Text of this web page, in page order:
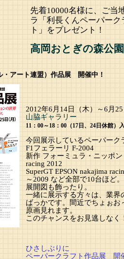
先着10000名様に、ご当
ラ「利長くんペーパーク
ト」をプレゼント！
高岡おとぎの森公園
アート連盟）作品展 開催中！
2012年6月14日（木）～6月
山脇ギャラリー
11：00～18：00（17日、24日休館）
今回展示しているペーパーク
F1フェラーリ F-2004
新作 フォーミュラ・ニッポン
racing 2012
SuperGT EPSON nakajima
～2009 など全部で10台ほど。
展開図も飾ったり。
一緒に展示する方々は、業界
ばっかです。間近でちょぉお
原画見れます。
このチャンスをお見逃しなく
ひさしぶりに
ペーパークラフト作品展 開